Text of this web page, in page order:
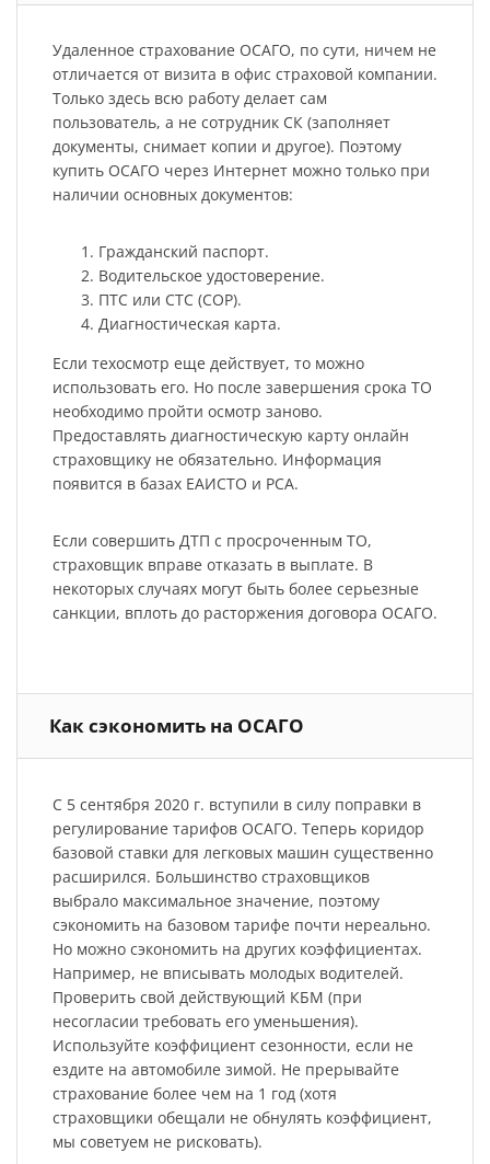
Удаленное страхование ОСАГО, по сути, ничем не
отличается от визита в офис страховой компании.
Только здесь всю работу делает сам
пользователь, а не сотрудник СК (заполняет
документы, снимает копии и другое). Поэтому
купить ОСАГО через Интернет можно только при
наличии основных документов:
Гражданский паспорт.
Водительское удостоверение.
ПТС или СТС (СОР).
Диагностическая карта.
Если техосмотр еще действует, то можно
использовать его. Но после завершения срока ТО
необходимо пройти осмотр заново.
Предоставлять диагностическую карту онлайн
страховщику не обязательно. Информация
появится в базах ЕАИСТО и РСА.
Если совершить ДТП с просроченным ТО,
страховщик вправе отказать в выплате. В
некоторых случаях могут быть более серьезные
санкции, вплоть до расторжения договора ОСАГО.
Как сэкономить на ОСАГО
С 5 сентября 2020 г. вступили в силу поправки в
регулирование тарифов ОСАГО. Теперь коридор
базовой ставки для легковых машин существенно
расширился. Большинство страховщиков
выбрало максимальное значение, поэтому
сэкономить на базовом тарифе почти нереально.
Но можно сэкономить на других коэффициентах.
Например, не вписывать молодых водителей.
Проверить свой действующий КБМ (при
несогласии требовать его уменьшения).
Используйте коэффициент сезонности, если не
ездите на автомобиле зимой. Не прерывайте
страхование более чем на 1 год (хотя
страховщики обещали не обнулять коэффициент,
мы советуем не рисковать).